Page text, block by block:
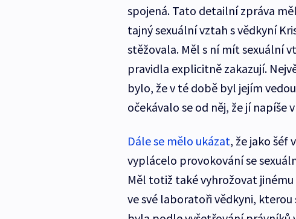
spojená. Tato detailní zpráva
tajný sexuální vztah s vědkyní
stěžovala. Měl s ní mít sexuální
pravidla explicitně zakazují.
bylo, že v té době byl jejím
očekávalo se od něj, že jí napíše
Dále se mělo ukázat, že jako šéf
vyplácelo provokování se
Měl totiž také vyhrožovat
ve své laboratoři vědkyni, kterou